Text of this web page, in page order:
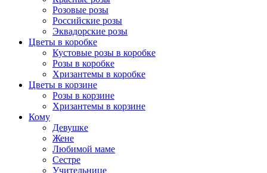
Розовые розы
Российские розы
Эквадорские розы
Цветы в коробке
Кустовые розы в коробке
Розы в коробке
Хризантемы в коробке
Цветы в корзине
Розы в корзине
Хризантемы в корзине
Кому
Девушке
Жене
Любимой маме
Сестре
Учительнице